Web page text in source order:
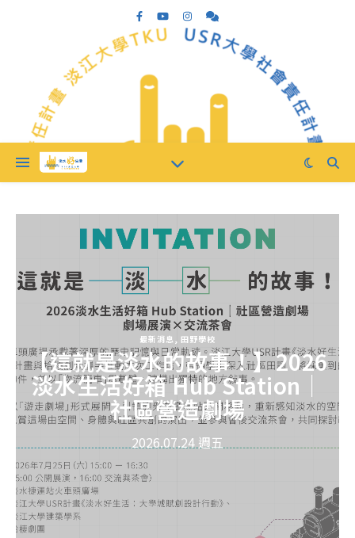
最新消息 , 田野學校
【這就是淡水的故事！】2026
淡水生活好箱 Hub Station｜
社區營造劇場
2026.07.24 週五